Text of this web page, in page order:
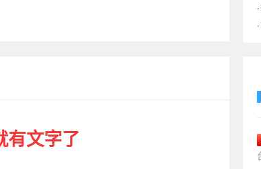
·
·
有文字了